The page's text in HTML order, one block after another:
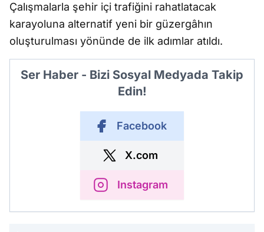
Çalışmalarla şehir içi trafiğini rahatlatacak
karayoluna alternatif yeni bir güzergâhın
oluşturulması yönünde de ilk adımlar atıldı.
Ser Haber - Bizi Sosyal Medyada Takip
Edin!
Facebook
X.com
Instagram